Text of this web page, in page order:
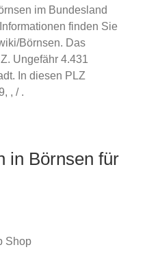
im Bundesland
finden Sie
Börnsen. Das
Ungefähr 4.431
In diesen PLZ
, / .
in Börnsen für
Shop